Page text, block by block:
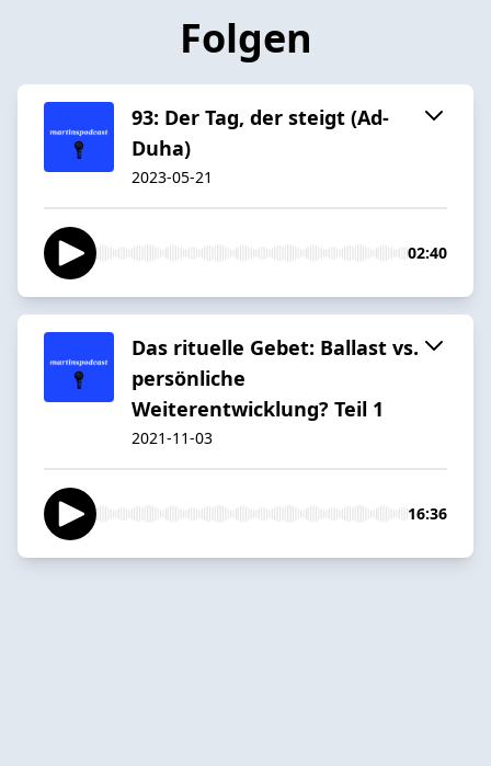
Folgen
93: Der Tag, der steigt (Ad-
Duha)
2023-05-21
02:40
Das rituelle Gebet: Ballast vs.
persönliche
Weiterentwicklung? Teil 1
2021-11-03
16:36